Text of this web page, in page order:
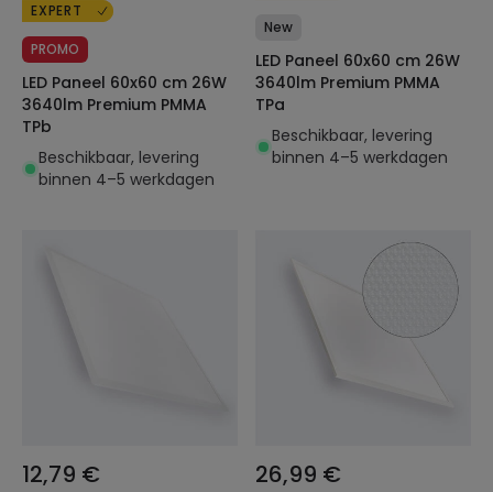
EXPERT
PROMO
LED Paneel 60x60 cm 26W
3640lm Premium PMMA
TPb
Beschikbaar, levering
binnen 4–5 werkdagen
New
LED Paneel 60x60 cm 26W
3640lm Premium PMMA
TPa
Beschikbaar, levering
binnen 4–5 werkdagen
12,79 € 26,99 €